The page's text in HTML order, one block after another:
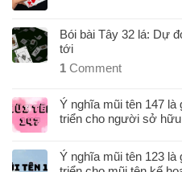
Bói bài Tây 32 lá: Dự
tới
1 Comment
Ý nghĩa mũi tên 147
triển cho người sở
Ý nghĩa mũi tên 123